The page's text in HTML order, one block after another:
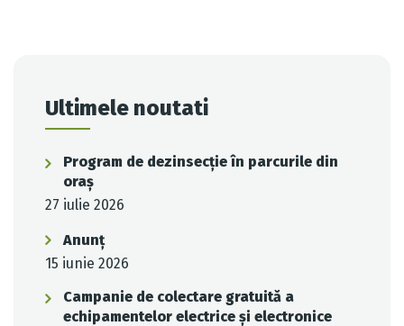
Ultimele noutati
Program de dezinsecție în parcurile din
oraș
27 iulie 2026
Anunț
15 iunie 2026
Campanie de colectare gratuită a
echipamentelor electrice și electronice